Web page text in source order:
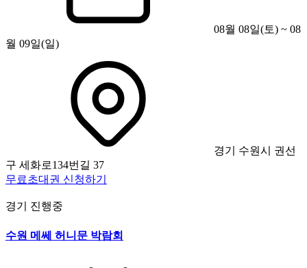
08월 08일(토) ~ 08
월 09일(일)
경기 수원시 권선
구 세화로134번길 37
무료초대권 신청하기
경기 진행중
수원 메쎄 허니문 박람회